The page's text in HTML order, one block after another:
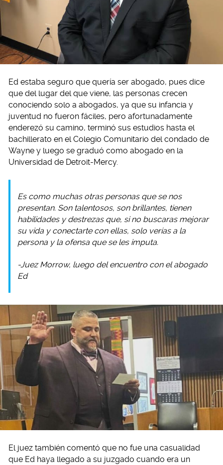
Ed estaba seguro que quería ser abogado, pues dice
que del lugar del que viene, las personas crecen
conociendo solo a abogados, ya que su infancia y
juventud no fueron fáciles, pero afortunadamente
enderezó su camino, terminó sus estudios hasta el
bachillerato en el Colegio Comunitario del condado de
Wayne y luego se graduó como abogado en la
Universidad de Detroit-Mercy.
Es como muchas otras personas que se nos
presentan. Son talentosos, son brillantes, tienen
habilidades y destrezas que, si no buscaras mejorar
su vida y conectarte con ellas, solo verías a la
persona y la ofensa que se les imputa.
-Juez Morrow, luego del encuentro con el abogado
Ed
El juez también comentó que no fue una casualidad
que Ed haya llegado a su juzgado cuando era un